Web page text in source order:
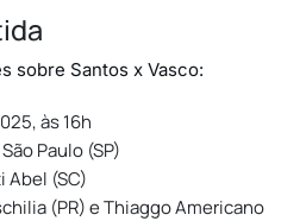
sobre Santos x Vasco:
às 16h
Paulo (SP)
Abel (SC)
(PR) e Thiaggo Americano